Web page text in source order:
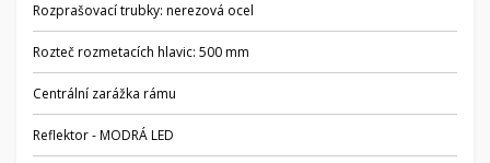
Rozprašovací trubky: nerezová ocel
Rozteč rozmetacích hlavic: 500 mm
Centrální zarážka rámu
Reflektor - MODRÁ LED